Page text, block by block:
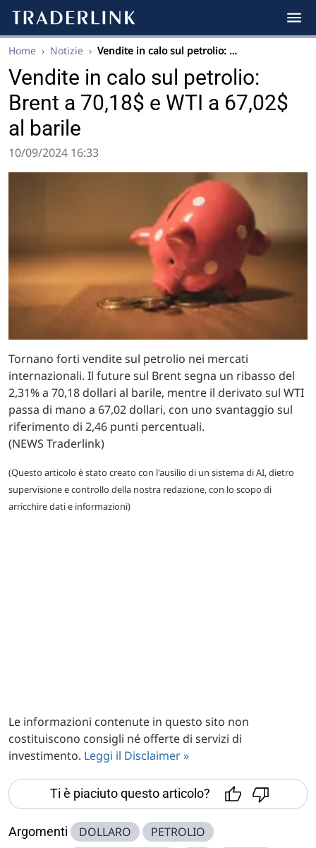
Home › Notizie › Vendite in calo sul petrolio: …
Vendite in calo sul petrolio:
Brent a 70,18$ e WTI a 67,02$
al barile
10/09/2024 16:33
Tornano forti vendite sul petrolio nei mercati
internazionali. Il future sul Brent segna un ribasso del
2,31% a 70,18 dollari al barile, mentre il derivato sul WTI
passa di mano a 67,02 dollari, con uno svantaggio sul
riferimento di 2,46 punti percentuali.
(NEWS Traderlink)
(Questo articolo è stato creato con l'ausilio di un sistema di AI, dietro
supervisione e controllo della nostra redazione, con lo scopo di
arricchire dati e informazioni)
Le informazioni contenute in questo sito non
costituiscono consigli né offerte di servizi di
investimento. Leggi il Disclaimer »
Ti è piaciuto questo articolo?
Argomenti DOLLARO PETROLIO